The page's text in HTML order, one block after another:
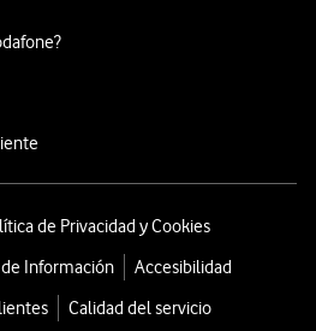
de Privacidad y Cookies
Información
Accesibilidad
Calidad del servicio